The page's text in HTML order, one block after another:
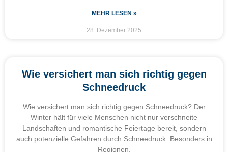
MEHR LESEN »
28. Dezember 2025
Wie versichert man sich richtig gegen
Schneedruck
Wie versichert man sich richtig gegen Schneedruck? Der
Winter hält für viele Menschen nicht nur verschneite
Landschaften und romantische Feiertage bereit, sondern
auch potenzielle Gefahren durch Schneedruck. Besonders in
Regionen,